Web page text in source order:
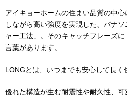
アイキョーホームの住まい品質の中
しながら高い強度を実現した、パナ
ャー工法」。そのキャッチフレーズに
言葉があります。
LONGとは、いつまでも安心して長く
優れた構造が生む耐震性や耐久性、